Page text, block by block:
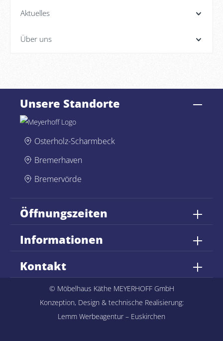
Aktuelles
Über uns
Unsere Standorte
Osterholz-Scharmbeck
Bremerhaven
Bremervörde
Öffnungszeiten
Kontakt
Informationen
© Möbelhaus Käthe MEYERHOFF GmbH
Konzeption, Design & technische Realisierung:
Lemm Werbeagentur – Euskirchen